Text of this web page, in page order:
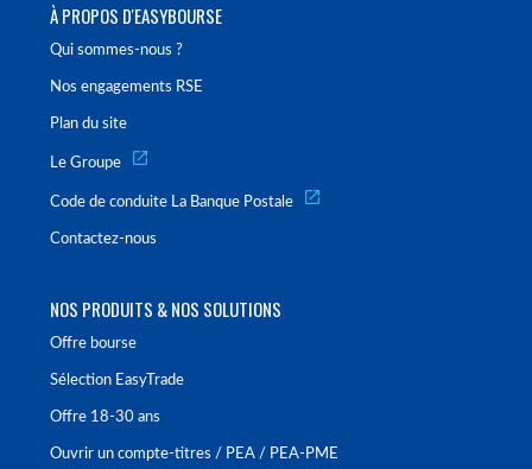
À PROPOS D'EASYBOURSE
Qui sommes-nous ?
Nos engagements RSE
Plan du site
Le Groupe
Code de conduite La Banque Postale
Contactez-nous
NOS PRODUITS & NOS SOLUTIONS
Offre bourse
Sélection EasyTrade
Offre 18-30 ans
Ouvrir un compte-titres / PEA / PEA-PME